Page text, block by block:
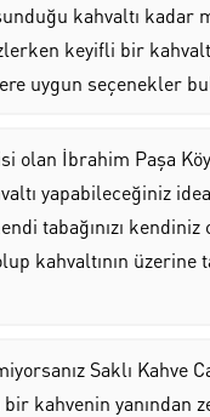
kahvaltı kadar
keyifli bir
uygun seçenekler
olan İbrahim Paşa
yapabileceğiniz
tabağınızı
kahvaltının üzerine
Saklı Kahve
kahvenin yanından